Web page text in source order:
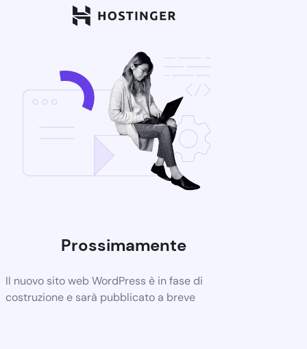
Prossimamente
Il nuovo sito web WordPress è in fase di
costruzione e sarà pubblicato a breve